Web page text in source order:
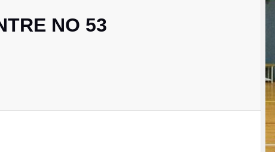
NO 53